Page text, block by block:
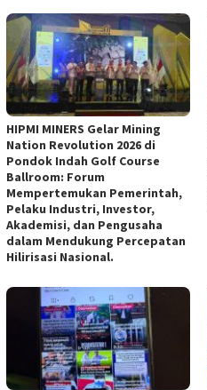
HIPMI MINERS Gelar Mining
Nation Revolution 2026 di
Pondok Indah Golf Course
Ballroom: Forum
Mempertemukan Pemerintah,
Pelaku Industri, Investor,
Akademisi, dan Pengusaha
dalam Mendukung Percepatan
Hilirisasi Nasional.